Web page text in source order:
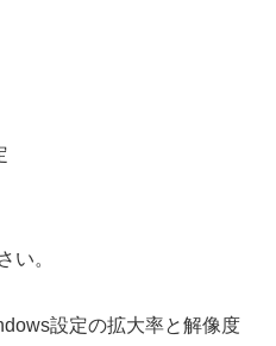
い。
設定の拡大率と解像度